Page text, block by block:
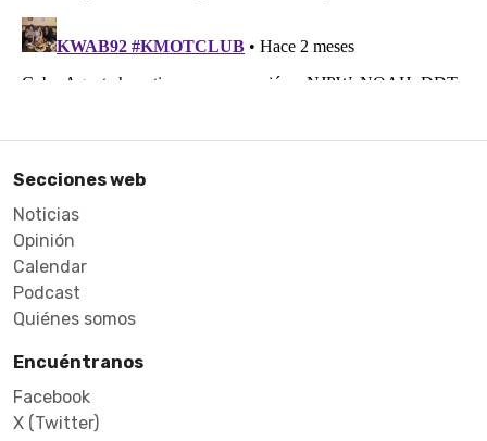
Secciones web
Noticias
Opinión
Calendar
Podcast
Quiénes somos
Encuéntranos
Facebook
X (Twitter)